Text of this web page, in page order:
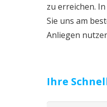
zu erreichen.
Sie uns am
Anliegen
Ihre